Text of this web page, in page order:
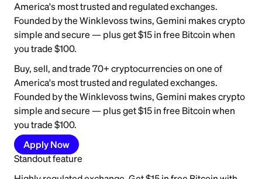
America's most trusted and regulated exchanges.
Founded by the Winklevoss twins, Gemini makes crypto
simple and secure — plus get $15 in free Bitcoin when
you trade $100.
Buy, sell, and trade 70+ cryptocurrencies on one of
America's most trusted and regulated exchanges.
Founded by the Winklevoss twins, Gemini makes crypto
simple and secure — plus get $15 in free Bitcoin when
you trade $100.
Apply Now
Standout feature